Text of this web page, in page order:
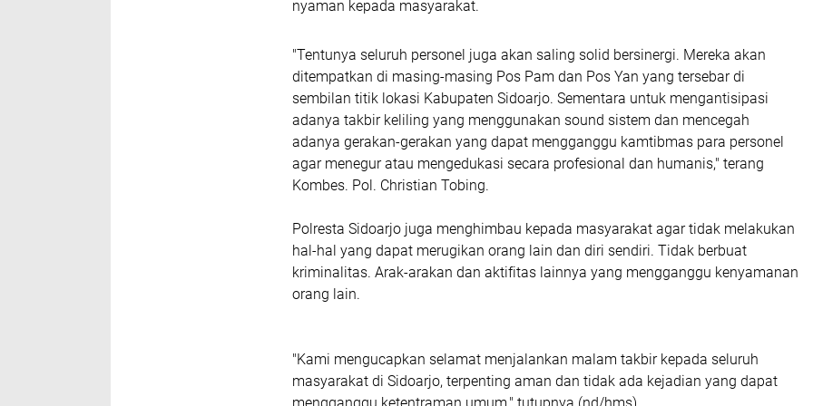
nyaman kepada masyarakat.
"Tentunya seluruh personel juga akan saling solid bersinergi. Mereka akan
ditempatkan di masing-masing Pos Pam dan Pos Yan yang tersebar di
sembilan titik lokasi Kabupaten Sidoarjo. Sementara untuk mengantisipasi
adanya takbir keliling yang menggunakan sound sistem dan mencegah
adanya gerakan-gerakan yang dapat mengganggu kamtibmas para personel
agar menegur atau mengedukasi secara profesional dan humanis," terang
Kombes. Pol. Christian Tobing.
Polresta Sidoarjo juga menghimbau kepada masyarakat agar tidak melakukan
hal-hal yang dapat merugikan orang lain dan diri sendiri. Tidak berbuat
kriminalitas. Arak-arakan dan aktifitas lainnya yang mengganggu kenyamanan
orang lain.
"Kami mengucapkan selamat menjalankan malam takbir kepada seluruh
masyarakat di Sidoarjo, terpenting aman dan tidak ada kejadian yang dapat